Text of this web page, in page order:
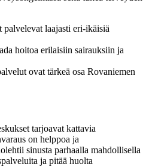
palvelevat laajasti eri-ikäisiä
hoitoa erilaisiin sairauksiin ja
ovat tärkeä osa Rovaniemen
tarjoavat kattavia
on helppoa ja
sinusta parhaalla mahdollisella
ja pitää huolta